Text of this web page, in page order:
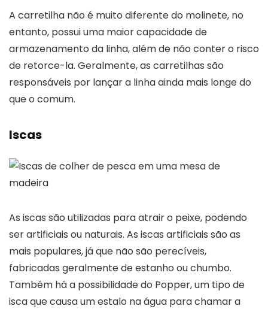
A carretilha não é muito diferente do molinete, no
entanto, possui uma maior capacidade de
armazenamento da linha, além de não conter o risco
de retorce-la. Geralmente, as carretilhas são
responsáveis por lançar a linha ainda mais longe do
que o comum.
Iscas
As iscas são utilizadas para atrair o peixe, podendo
ser artificiais ou naturais. As iscas artificiais são as
mais populares, já que não são perecíveis,
fabricadas geralmente de estanho ou chumbo.
Também há a possibilidade do Popper, um tipo de
isca que causa um estalo na água para chamar a